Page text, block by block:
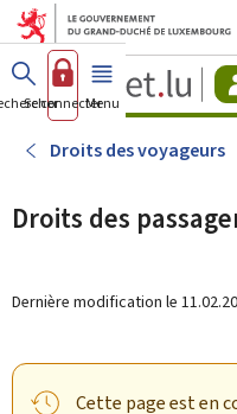
Aller au
Aller
Se connecterMenu principal
Droits des voyageurs
Droits des
Dernière modification le
Cette page est en